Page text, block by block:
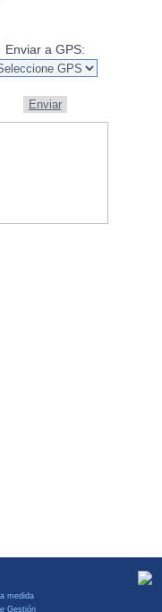
Enviar a GPS:
Enviar
medida
Gestión